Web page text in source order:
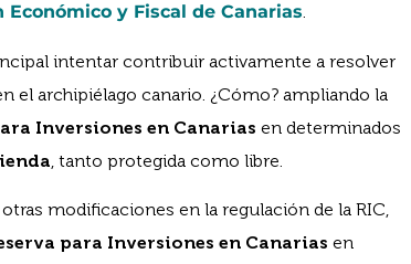
Económico y Fiscal de Canarias.
intentar contribuir activamente a resolver
el archipiélago canario. ¿Cómo? ampliando la
Inversiones en Canarias en determinados
, tanto protegida como libre.
modificaciones en la regulación de la RIC,
para Inversiones en Canarias en